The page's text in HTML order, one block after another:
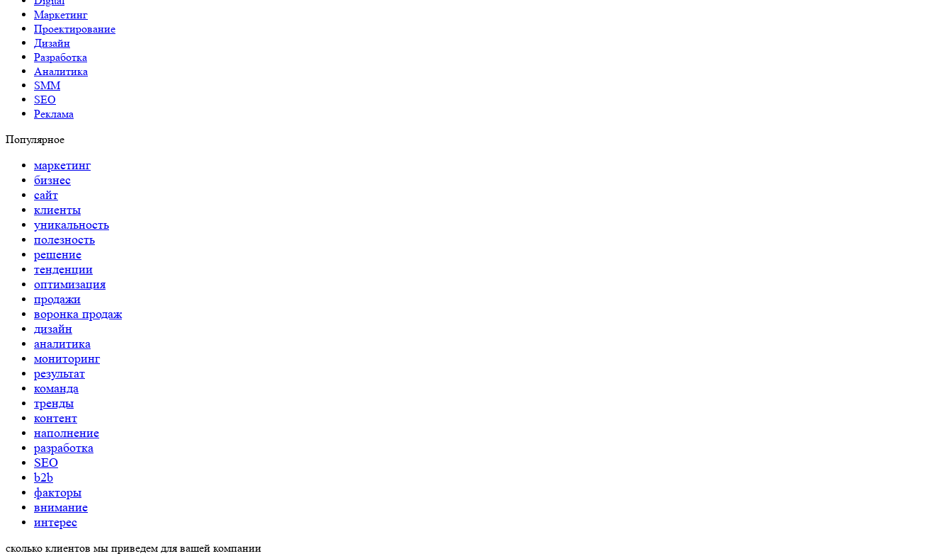
Маркетинг
Проектирование
Дизайн
Разработка
Аналитика
SMM
SEO
Реклама
Популярное
маркетинг
бизнес
сайт
клиенты
уникальность
полезность
решение
тенденции
оптимизация
продажи
воронка продаж
дизайн
аналитика
мониторинг
результат
команда
тренды
контент
наполнение
разработка
SEO
b2b
факторы
внимание
интерес
сколько клиентов мы приведем для вашей компании